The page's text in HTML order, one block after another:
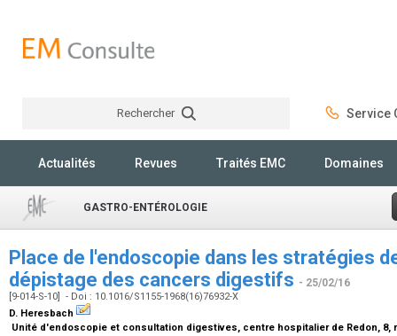
Rechercher Service
Actualités Revues Traités EMC Domaines
GASTRO-ENTÉROLOGIE
Place de l'endoscopie dans les stratégies
dépistage des cancers digestifs - 25/02/16
[9-014-S-10] - Doi : 10.1016/S1155-1968(16)76932-X
D. Heresbach
Unité d'endoscopie et consultation digestives, centre hospitalier de Redon, 8,